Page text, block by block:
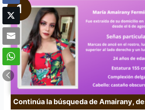
p
o
r
:
Continúa la búsqueda de Amairany,